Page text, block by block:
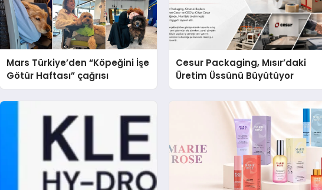
Mars Türkiye’den “Köpeğini İşe
Götür Haftası” çağrısı
Cesur Packaging, Mısır’daki
Üretim Üssünü Büyütüyor